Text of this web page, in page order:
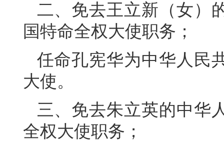
二、免去王立新（女）
国特命全权大使职务；
任命孔宪华为中华人民
大使。
三、免去朱立英的中华
全权大使职务；